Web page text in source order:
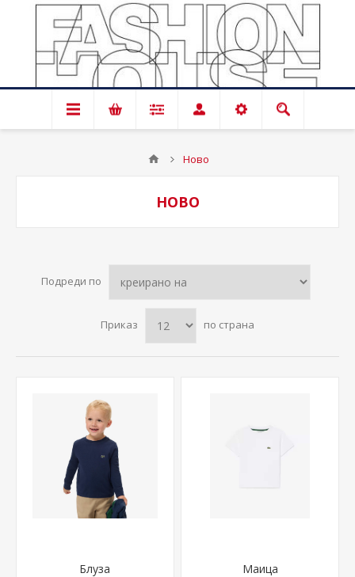
Ново
НОВО
Подреди по
Приказ по страна
Блуза Маица